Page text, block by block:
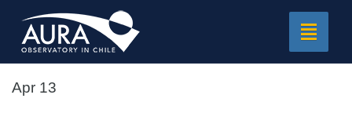
Toggle
Apr 13